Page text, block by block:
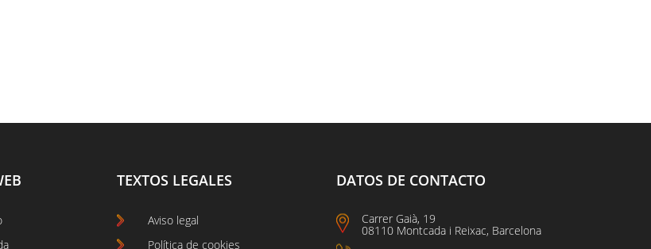
TEXTOS LEGALES
Aviso legal
Política de cookies
DATOS DE CONTACTO
Carrer Gaià, 19
08110 Montcada i Reixac, Barcelona